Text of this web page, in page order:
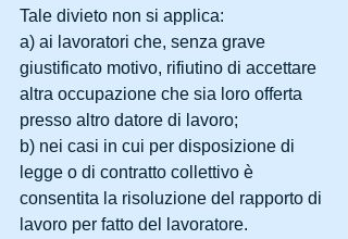
Tale divieto non si applica:
a) ai lavoratori che, senza grave
giustificato motivo, rifiutino di accettare
altra occupazione che sia loro offerta
presso altro datore di lavoro;
b) nei casi in cui per disposizione di
legge o di contratto collettivo è
consentita la risoluzione del rapporto di
lavoro per fatto del lavoratore.